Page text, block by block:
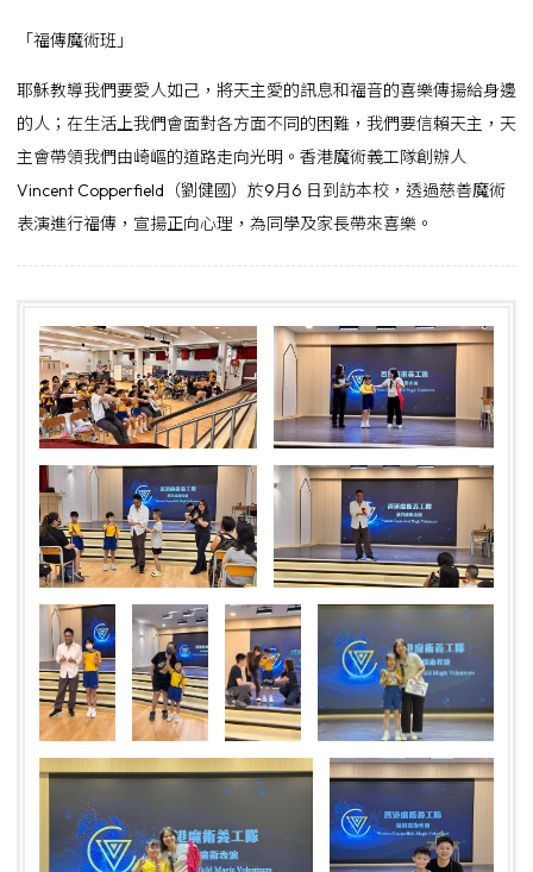
「福傳魔術班」
耶穌教導我們要愛人如己，將天主愛的訊息和福音的喜樂傳揚給身邊
的人；在生活上我們會面對各方面不同的困難，我們要信賴天主，天
主會帶領我們由崎嶇的道路走向光明。香港魔術義工隊創辦人
Vincent Copperfield（劉健國）於9月6 日到訪本校，透過慈善魔術
表演進行福傳，宣揚正向心理，為同學及家長帶來喜樂。